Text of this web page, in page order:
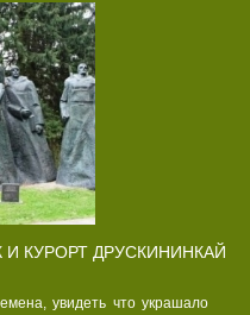
И КУРОРТ ДРУСКИНИНКАЙ
увидеть что украшало